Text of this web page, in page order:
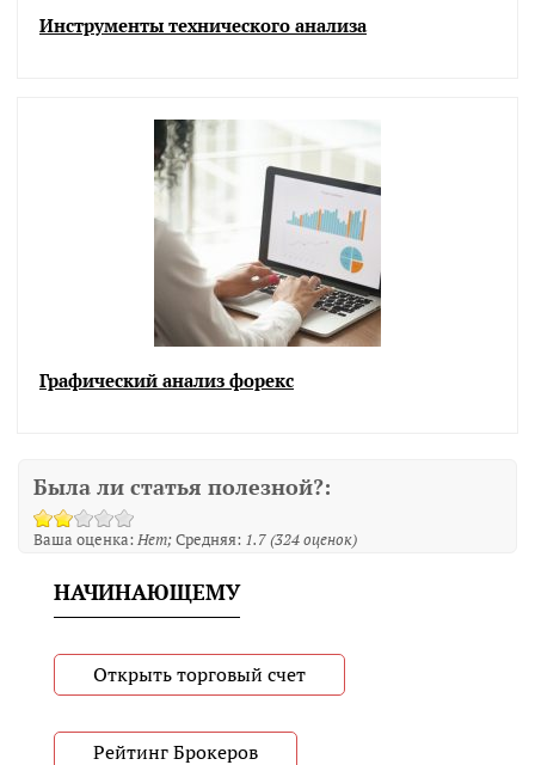
Инструменты технического анализа
Графический анализ форекс
Была ли статья полезной?:
Ваша оценка:Нет Средняя: 1.7(324оценок)
НАЧИНАЮЩЕМУ
Открыть торговый счет
Рейтинг Брокеров